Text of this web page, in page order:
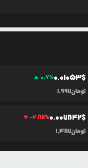
0.6%0.01053$
1,997تومان
-2.87%0.007842$
1,487تومان